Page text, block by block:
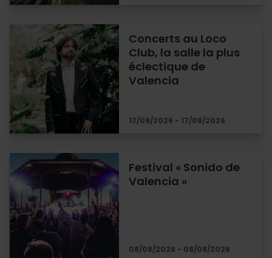
Concerts au Loco
Club, la salle la plus
éclectique de
Valencia
17/08/2026 - 17/08/2026
Festival « Sonido de
Valencia »
08/08/2026 - 08/08/2026